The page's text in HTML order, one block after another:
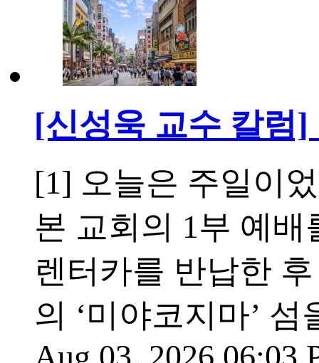
[신성욱 교수 칼럼
[1] 오늘은 주일이
본 교회의 1부 예
렌터카를 반납한
의 ‘미야코지마’